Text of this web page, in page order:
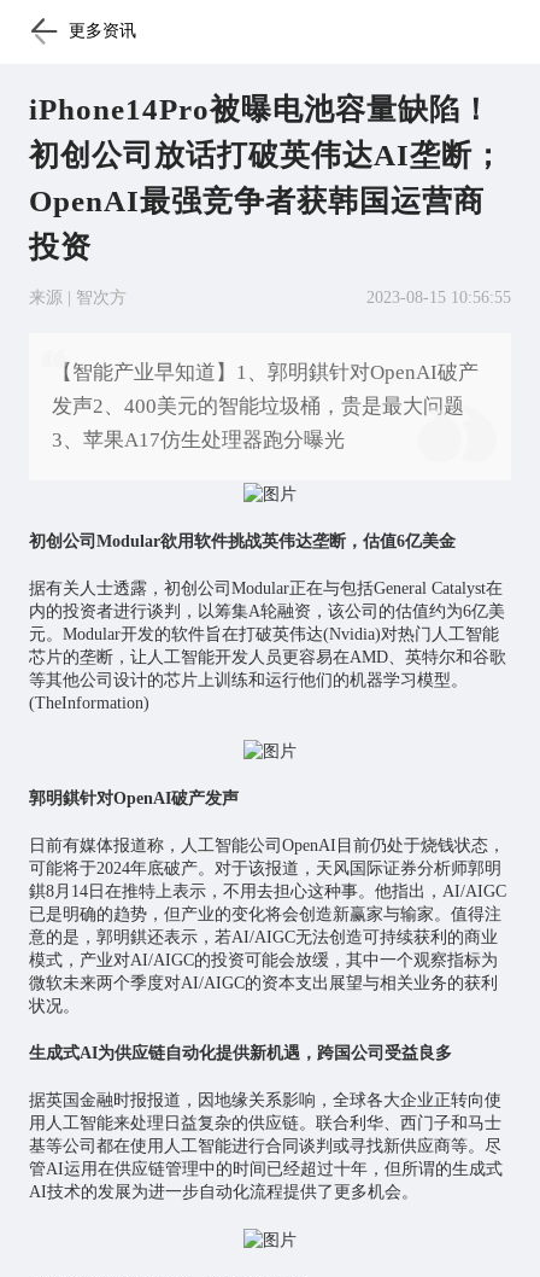
更多资讯
iPhone14Pro被曝电池容量缺陷！
初创公司放话打破英伟达AI垄断；
OpenAI最强竞争者获韩国运营商
投资
来源 | 智次方 2023-08-15 10:56:55
【智能产业早知道】1、郭明錤针对OpenAI破产
发声2、400美元的智能垃圾桶，贵是最大问题
3、苹果A17仿生处理器跑分曝光
初创公司Modular欲用软件挑战英伟达垄断，估值6亿美金
据有关人士透露，初创公司Modular正在与包括General Catalyst在
内的投资者进行谈判，以筹集A轮融资，该公司的估值约为6亿美
元。Modular开发的软件旨在打破英伟达(Nvidia)对热门 人工智能
芯片的垄断，让人工智能开发人员更容易在AMD、英特尔和谷歌
等其他公司设计的芯片上训练和运行他们的机器学习模型。
(TheInformation)
郭明錤针对OpenAI破产发声
日前有媒体报道称，人工智能公司OpenAI目前仍处于烧钱状态，
可能将于2024年底破产。对于该报道，天风国际证券分析师郭明
錤8月14日在推特上表示，不用去担心这种事。他指出，AI/AIGC
已是明确的趋势，但产业的变化将会创造新赢家与输家。值得注
意的是，郭明錤还表示，若AI/AIGC无法创造可持续获利的商业
模式，产业对AI/AIGC的投资可能会放缓，其中一个观察指标为
微软未来两个季度对AI/AIGC的资本支出展望与相关业务的获利
状况。
生成式AI为供应链自动化提供新机遇，跨国公司受益良多
据英国金融时报报道，因地缘关系影响，全球各大企业正转向使
用人工智能来处理日益复杂的供应链。联合利华、西门子和马士
基等公司都在使用人工智能进行合同谈判或寻找新供应商等。尽
管AI运用在供应链管理中的时间已经超过十年，但所谓的生成式
AI技术的发展为进一步自动化流程提供了更多机会。